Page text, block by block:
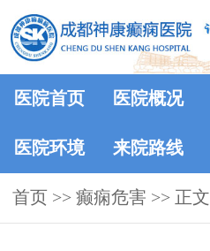
医院首页 医院概况
医院环境 来院路线
首页 >> 癫痫危害 >> 正文